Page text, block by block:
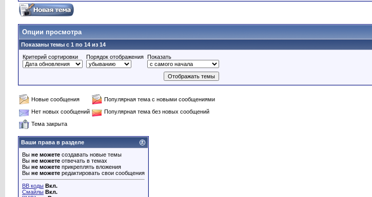
Опции просмотра
Показаны темы с 1 по 14 из 14
Критерий сортировки
Порядок отображения Показать
Новые сообщения
Популярная тема с новыми сообщениями
Нет новых сообщений
Популярная тема без новых сообщений
Тема закрыта
Ваши права в разделе
Вы не можете создавать новые темы
Вы не можете отвечать в темах
Вы не можете прикреплять вложения
Вы не можете редактировать свои сообщения
BB коды Вкл.
Смайлы Вкл.